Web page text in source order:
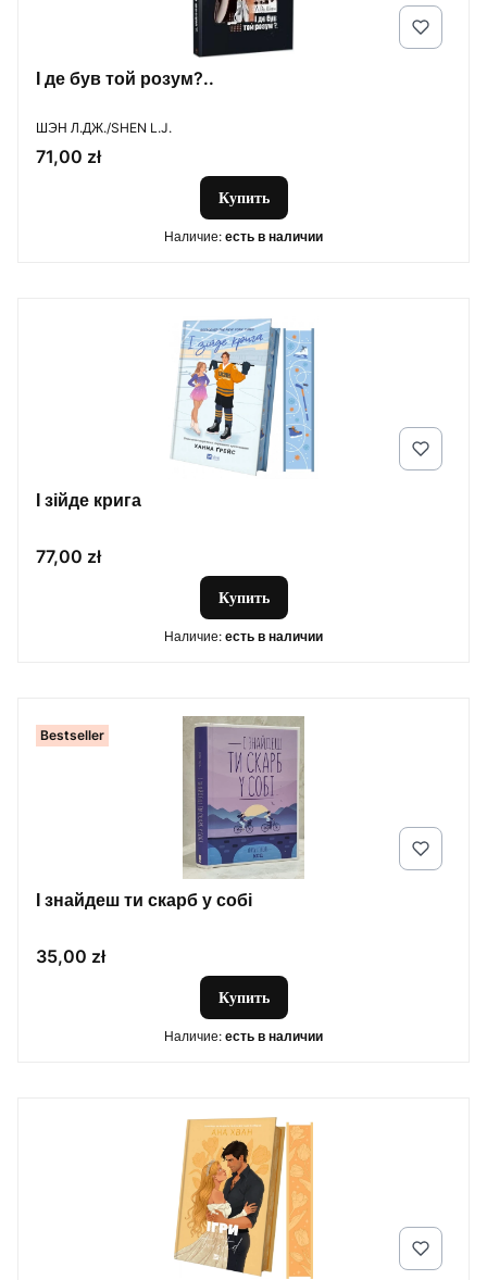
І де був той розум?..
ПРОИЗВОДИТЕЛЬ
ШЭН Л.ДЖ./SHEN L.J.
Цена
71,00 zł
Купить
Наличие: есть в наличии
І зійде крига
Цена
77,00 zł
Купить
Наличие: есть в наличии
Bestseller
І знайдеш ти скарб у собі
Цена
35,00 zł
Купить
Наличие: есть в наличии